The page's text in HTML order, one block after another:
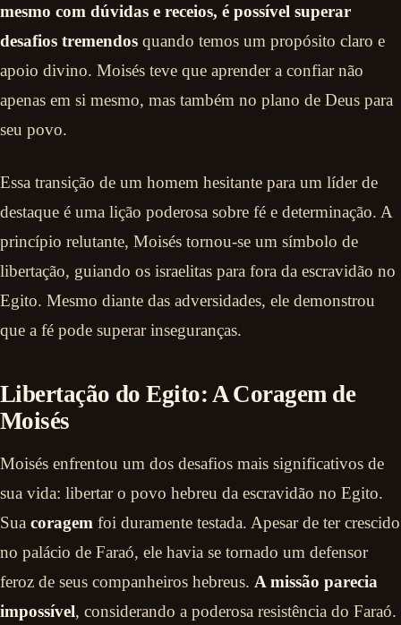
mesmo com dúvidas e receios, é possível superar
desafios tremendos quando temos um propósito claro e
apoio divino. Moisés teve que aprender a confiar não
apenas em si mesmo, mas também no plano de Deus para
seu povo.
Essa transição de um homem hesitante para um líder de
destaque é uma lição poderosa sobre fé e determinação. A
princípio relutante, Moisés tornou-se um símbolo de
libertação, guiando os israelitas para fora da escravidão no
Egito. Mesmo diante das adversidades, ele demonstrou
que a fé pode superar inseguranças.
Libertação do Egito: A Coragem de
Moisés
Moisés enfrentou um dos desafios mais significativos de
sua vida: libertar o povo hebreu da escravidão no Egito.
Sua coragem foi duramente testada. Apesar de ter crescido
no palácio de Faraó, ele havia se tornado um defensor
feroz de seus companheiros hebreus. A missão parecia
impossível, considerando a poderosa resistência do Faraó.